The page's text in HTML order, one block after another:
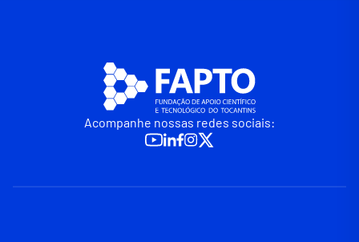
Acompanhe nossas redes sociais: